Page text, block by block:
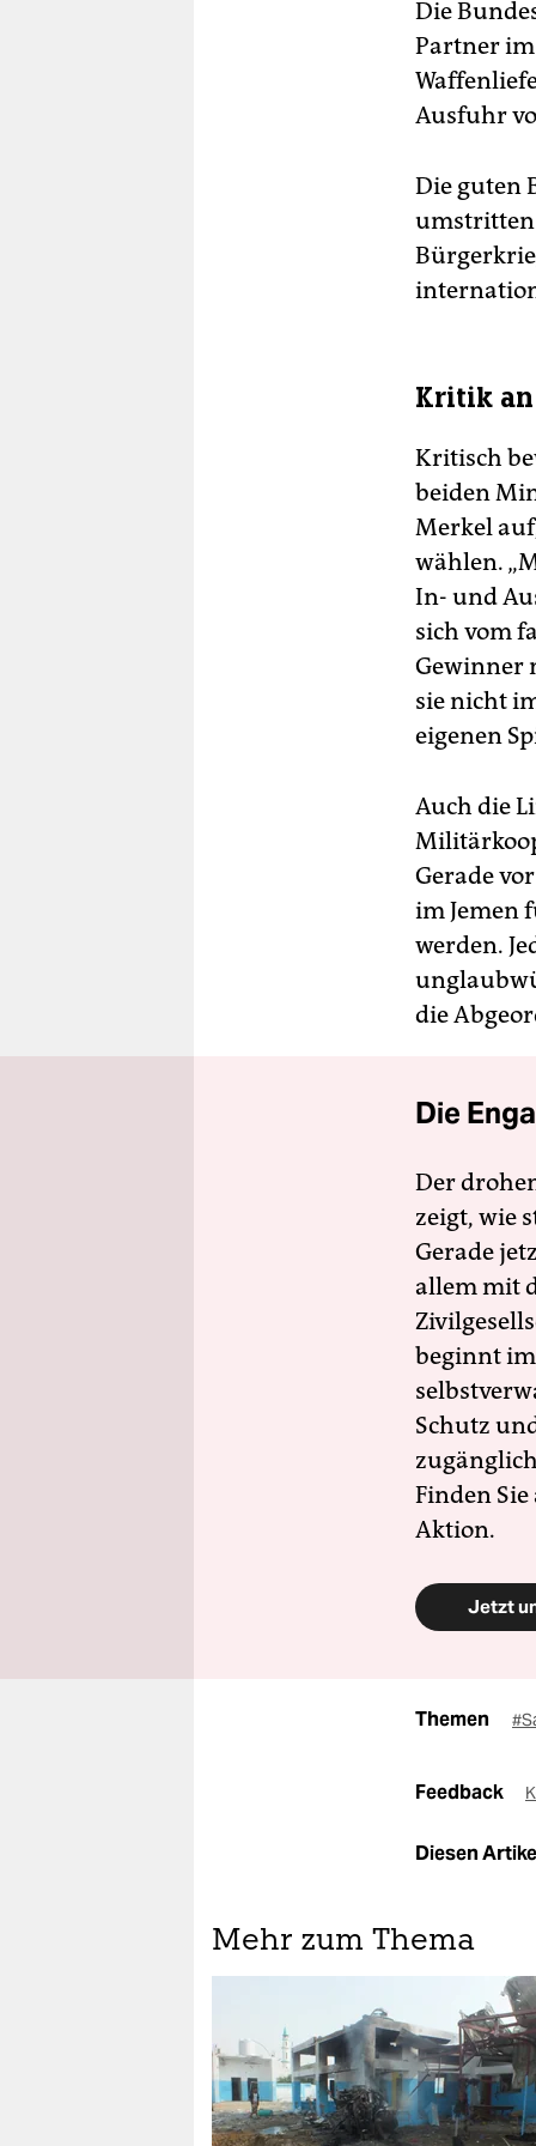
Die
Partner im
Ausfuhr
Die guten
umstritten
Kritik an
Kritisch
beiden
Merkel
wählen.
In- und
sich vom
Gewinner
sie nicht
eigenen
Auch die
Gerade
im Jemen
werden.
die
Die
Der
zeigt, wie
Gerade
allem mit
beginnt
Schutz
Finden
Aktion.
Jetzt
Themen
Feedback
Diesen
Mehr zum Thema